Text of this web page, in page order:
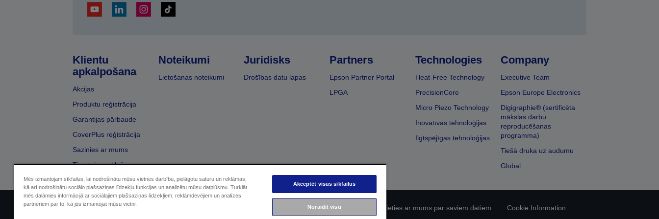
Klientu
apkalpošana
Akcijas
Produktu reģistrācija
Garantijas pārbaude
CoverPlus reģistrācija
Sazinies ar mums
Tirgotāju meklēšana
Noteikumi
Lietošanas noteikumi
Juridisks
Drošības datu lapas
Partners
Epson Partner Portal
LPGA
Technologies
Heat-Free Technology
PrecisionCore
Micro Piezo Technology
Inovatīvas tehnoloģijas
Ilgtspējīgas tehnoloģijas
Company
Executive Team
Epson Europe Electronics
Digigraphie® (sertificēta
mākslas darbu
reproducēšanas
programma)
Tiešā druka uz audumu
Global
Sellers Identification EU Data Act Compliance Sazinieties ar mums par saviem datiem Cookie Information
Mēs izmantojam sīkfailus, lai nodrošinātu mūsu vietnes darbību, pielāgotu saturu un reklāmas,
kā arī nodrošinātu sociālo plašsaziņas līdzekļu funkcijas un analizētu mūsu datplūsmu. Turklāt
mēs dalāmies informācijā ar sociālajiem plašsaziņas līdzekļiem, reklāmdevējiem un analīzes
partneriem par to, kā jūs izmantojat mūsu vietni.
Akceptēt visus sīkfailus
Noraidīt visu